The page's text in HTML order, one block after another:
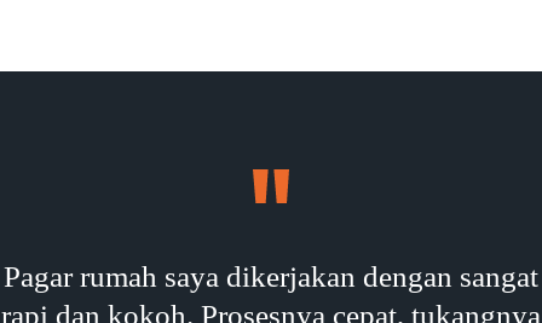
Pagar rumah saya dikerjakan dengan sangat
rapi dan kokoh. Prosesnya cepat, tukangnya